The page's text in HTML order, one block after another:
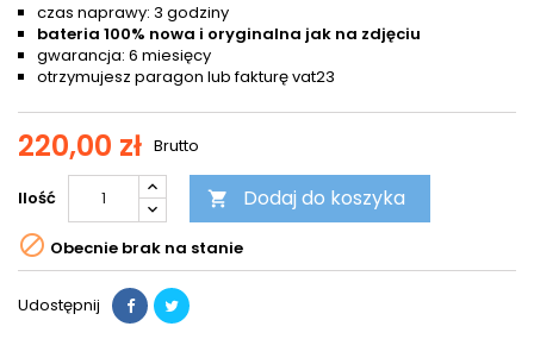
czas naprawy: 3 godziny
bateria 100% nowa i oryginalna jak na zdjęciu
gwarancja: 6 miesięcy
otrzymujesz paragon lub fakturę vat23
220,00 zł Brutto
Ilość  Dodaj do koszyka
 Obecnie brak na stanie
Udostępnij